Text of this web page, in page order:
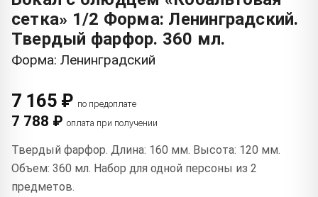
сетка» 1/2 Форма: Ленинградский.
Твердый фарфор. 360 мл.
Форма: Ленинградский
7 165 ₽ по предоплате
7 788 ₽ оплата при получении
Твердый фарфор. Длина: 160 мм. Высота: 120 мм.
Объем: 360 мл. Набор для одной персоны из 2
предметов.